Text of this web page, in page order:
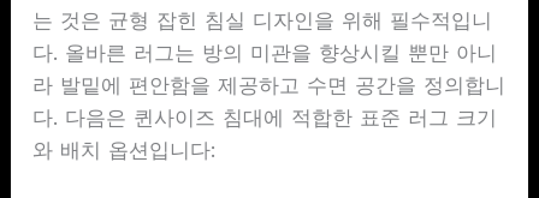
는 것은 균형 잡힌 침실 디자인을 위해 필수적입니
다. 올바른 러그는 방의 미관을 향상시킬 뿐만 아니
라 발밑에 편안함을 제공하고 수면 공간을 정의합니
다. 다음은 퀸사이즈 침대에 적합한 표준 러그 크기
와 배치 옵션입니다: